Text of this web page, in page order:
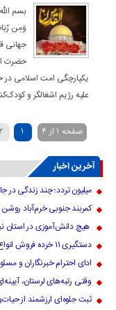
بسم
جهانی
حضرت
یکپارچگی امت اسلامی در
علیه رژیم اشغالگر و
صفحه ۱ از ۴ ۱ ۲
آخرین اخبار
میلیون تردد؛ چند زندگی در
کمربند جنوبی خرم‌‌آباد
هیچ دانش‌آموزی در استان
دستگیری ۱۱ خرده فروش انواع مواد مخدر در خرم آباد
ادای احترام خبرنگاران و
وقتی رتبه‌های لرستان،
ثبت جلوه‌ای ارزشمند از